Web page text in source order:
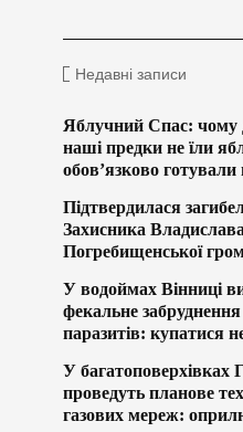
Недавні записи
Яблучний Спас: чому
наші предки не їли
обов’язково готували
Підтвердилася
Захисника
Погребищенської
У водоймах Вінниці
фекальне
паразитів: купатися
У багатоповерхівках
проведуть планове
газових мереж: